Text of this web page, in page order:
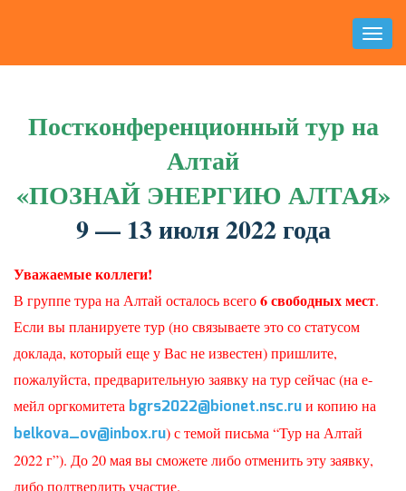
Toggle
Постконференционный тур на
Алтай
«ПОЗНАЙ ЭНЕРГИЮ АЛТАЯ»
9 — 13 июля 2022 года
Уважаемые коллеги!
В группе тура на Алтай осталось всего6 свободных мест.
Если вы планируете тур (но связываете это со статусом
доклада, который еще у Вас не известен) пришлите,
пожалуйста, предварительную заявку на тур сейчас (на е-
мейл оргкомитета bgrs2022@bionet.nsc.ruи копию на
belkova_ov@inbox.ru) с темой письма “Тур на Алтай
2022 г”). До 20 мая вы сможете либо отменить эту заявку,
либо подтвердить участие.